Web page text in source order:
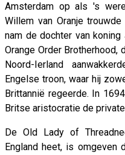
Amsterdam op als 's
Willem van Oranje
nam de dochter van
Orange Order
Noord-Ierland
Engelse troon, waar hij
Brittannië regeerde. In
Britse aristocratie de
De Old Lady of
England heet, is omgeven